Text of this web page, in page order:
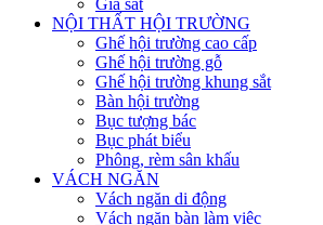
Giá sắt
NỘI THẤT HỘI TRƯỜNG
Ghế hội trường cao cấp
Ghế hội trường gỗ
Ghế hội trường khung sắt
Bàn hội trường
Bục tượng bác
Bục phát biểu
Phông, rèm sân khấu
VÁCH NGĂN
Vách ngăn di động
Vách ngăn bàn làm việc